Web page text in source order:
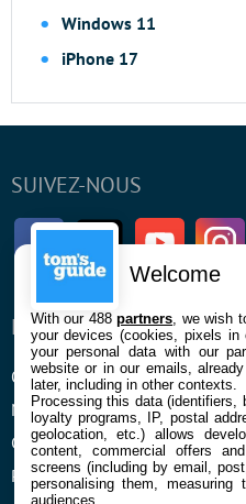
Windows 11
iPhone 17
SUIVEZ-NOUS
FacebookTwitter Youtube
ENTREPRISE
Qui sommes nous
Mentions légales et CGU
Confidentialité et Cookies
Préférences cookies
Welcome
With our 488partners , we wish
your devices (cookies, pixels
your personal data with our
website or in our emails,
later, including in other contexts.
Processing this data (identifiers,
loyalty programs, IP, postal
geolocation, etc.) allows
content, commercial offers
screens (including by email,
personalising them, measuring
audiences.